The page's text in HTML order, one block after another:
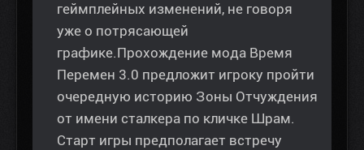
геймплейных изменений, не говоря
уже о потрясающей
графике.Прохождение мода Время
Перемен 3.0 предложит игроку пройти
очередную историю Зоны Отчуждения
от имени сталкера по кличке Шрам.
Старт игры предполагает встречу